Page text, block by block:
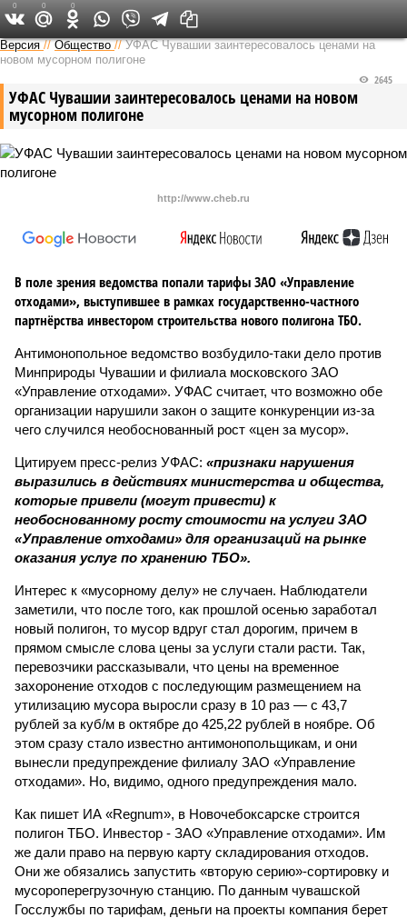
Версия в Чувашии
Версия //Общество //УФАС Чувашии заинтересовалось ценами на
новом мусорном полигоне
УФАС Чувашии заинтересовалось ценами на новом
мусорном полигоне
2645
http://www.cheb.ru
В поле зрения ведомства попали тарифы ЗАО «Управление
отходами», выступившее в рамках государственно-частного
партнёрства инвестором строительства нового полигона ТБО.
Антимонопольное ведомство возбудило-таки дело против
Минприроды Чувашии и филиала московского ЗАО
«Управление отходами». УФАС считает, что возможно обе
организации нарушили закон о защите конкуренции из-за
чего случился необоснованный рост «цен за мусор».
Цитируем пресс-релиз УФАС: «признаки нарушения
выразились в действиях министерства и общества,
которые привели (могут привести) к
необоснованному росту стоимости на услуги ЗАО
«Управление отходами» для организаций на рынке
оказания услуг по хранению ТБО».
Интерес к «мусорному делу» не случаен. Наблюдатели
заметили, что после того, как прошлой осенью заработал
новый полигон, то мусор вдруг стал дорогим, причем в
прямом смысле слова цены за услуги стали расти. Так,
перевозчики рассказывали, что цены на временное
захоронение отходов с последующим размещением на
утилизацию мусора выросли сразу в 10 раз — с 43,7
рублей за куб/м в октябре до 425,22 рублей в ноябре. Об
этом сразу стало известно антимонопольщикам, и они
вынесли предупреждение филиалу ЗАО «Управление
отходами». Но, видимо, одного предупреждения мало.
Как пишет ИА «Regnum», в Новочебоксарске строится
полигон ТБО. Инвестор - ЗАО «Управление отходами». Им
же дали право на первую карту складирования отходов.
Они же обязались запустить «вторую серию»-сортировку и
мусороперегрузочную станцию. По данным чувашской
Госслужбы по тарифам, деньги на проекты компания берет
0 0 0